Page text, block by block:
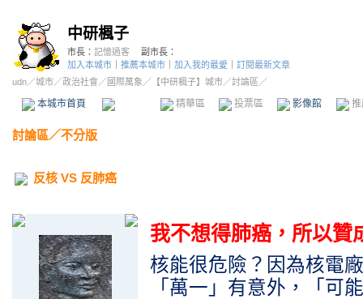
中研楓子
市長： 記憶過客
副市長：
加入本城市
推薦本城市 加入我的最愛
訂閱最新文章
udn／城市／政治社會 ／國際萬象 ／ 【中研楓子】城市／討論區／
本城市首頁 精華區 投票區 影像館
討論區／不分版
反核 VS 反肺癌
我不想得肺癌，所以贊
核能很危險？因為核電
「萬一」有意外，「可